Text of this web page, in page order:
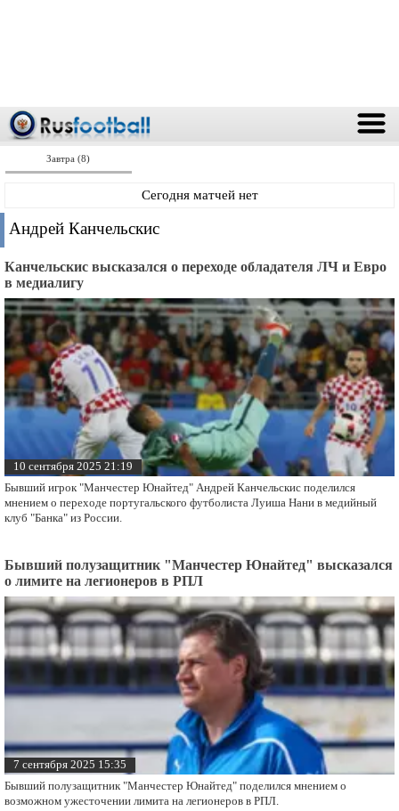
Завтра (8)
Сегодня матчей нет
Андрей Канчельскис
Канчельскис высказался о переходе обладателя ЛЧ и Евро
в медиалигу
10 сентября 2025 21:19
Бывший игрок "Манчестер Юнайтед" Андрей Канчельскис поделился
мнением о переходе португальского футболиста Луиша Нани в медийный
клуб "Банка" из России.
Бывший полузащитник "Манчестер Юнайтед" высказался
о лимите на легионеров в РПЛ
7 сентября 2025 15:35
Бывший полузащитник "Манчестер Юнайтед" поделился мнением о
возможном ужесточении лимита на легионеров в РПЛ.